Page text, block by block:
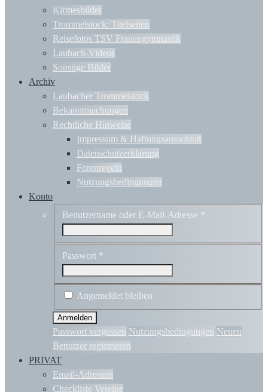
Kirmesbilder
Trommelstock: Titelseiten
Reisefotos TSV Frauengymnastik
Laubach-Videos
Sonstige Bilder
Archiv
Laubacher Trommelstock
Bekanntmachungen
Rechtliche Hinweise
Impressum & Haftungsausschluß
Datenschutzerklärung
Forenregeln
Nutzungsbedingungen
Konto
Benutzername oder E-Mail-Adresse *
Passwort *
Angemeldet bleiben
Passwort vergessen Nutzungsbedingungen Neuen
Benutzer registrieren
PRIVAT
Email-Adressen
Checkliste Vereine